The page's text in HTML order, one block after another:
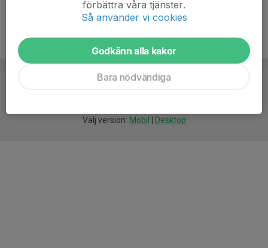
Välj version: Mobil Desktop
förbättra våra tjänster.
Så använder vi cookies
Godkänn alla kakor
Bara nödvändiga